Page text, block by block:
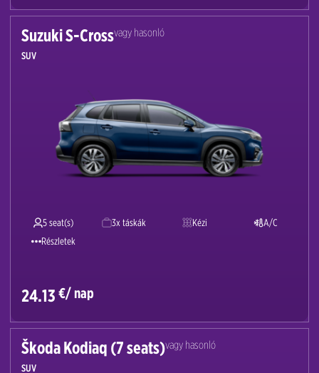
Suzuki S-Crossvagy hasonló
SUV
5 seat(s) 3x táskák Kézi
A/C
Részletek
24.13 €/ nap
Škoda Kodiaq (7 seats)vagy hasonló
SUV